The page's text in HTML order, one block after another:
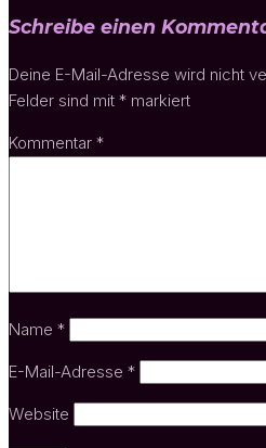
Schreibe einen
Deine E-Mail-Adresse wird nicht
Felder sind mit * markiert
Kommentar *
Name *
E-Mail-Adresse *
Website